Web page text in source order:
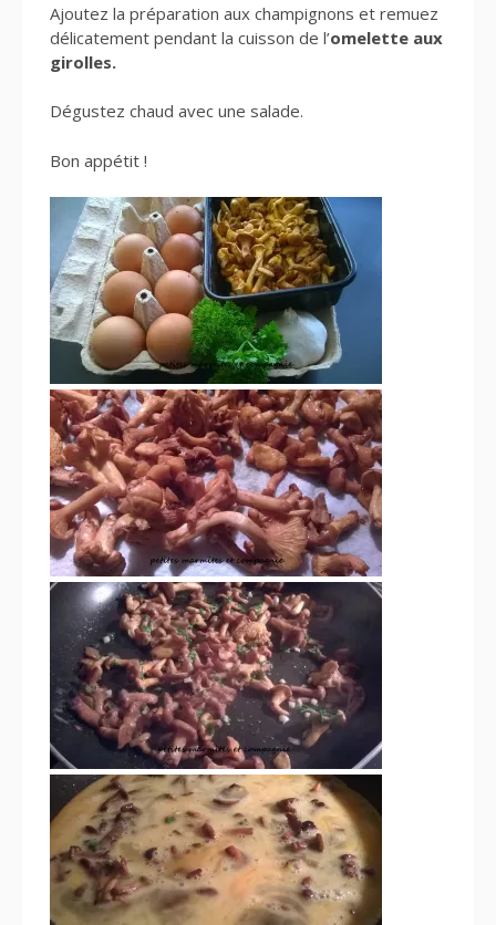
Ajoutez la préparation aux champignons et remuez
délicatement pendant la cuisson de l’omelette aux
girolles.
Dégustez chaud avec une salade.
Bon appétit !